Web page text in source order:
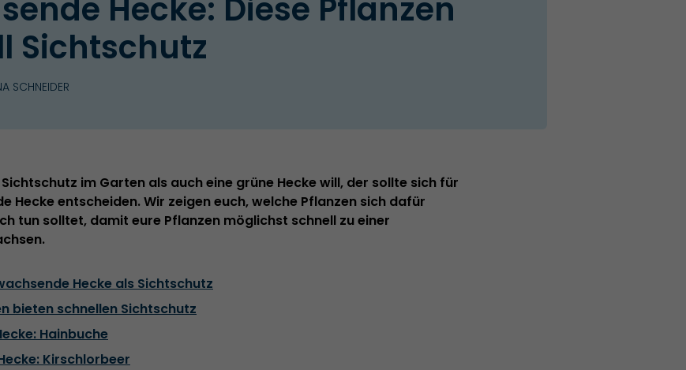
Hecke: Diese Pflanzen
Sichtschutz
SCHNEIDER
im Garten als auch eine grüne Hecke will, der sollte sich für
Hecke entscheiden. Wir zeigen euch, welche Pflanzen sich dafür
tun solltet, damit eure Pflanzen möglichst schnell zu einer
Hecke als Sichtschutz
bieten schnellen Sichtschutz
Hainbuche
Kirschlorbeer